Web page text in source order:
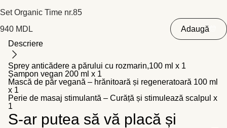
Set Organic Time nr.85
940 MDL
Adaugă
Descriere
Sprey anticădere a părului cu rozmarin,100 ml x 1
Șampon vegan 200 ml x 1
Mască de păr vegană – hrănitoară și regeneratoară 100 ml
x 1
Perie de masaj stimulantă – Curăță și stimulează scalpul x
1
S-ar putea să vă placă și